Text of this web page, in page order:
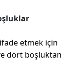
etmek için
dört boşluktan